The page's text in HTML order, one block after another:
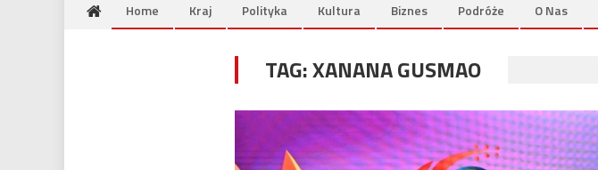
Home Kraj Polityka Kultura Biznes Podróże O Nas
TAG:XANANA GUSMAO